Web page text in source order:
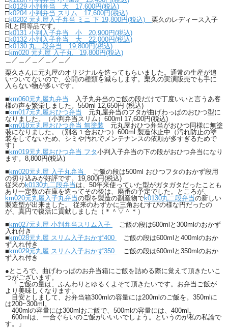
□k0129 小判弁当 大 17,600円(税込)
□k0204 小判弁当 スリム 17,600円(税込)
□k0202 元丸屋入子弁当 ミニ 下 19,800円(税込) 栗久のレディース入子
RLと同等品です。
□k0131 小判入子弁当 小 20,900円(税込)
□k0132 小判入子弁当 大 22,000円(税込)
□k0130 丸二段弁当 19,800円(税込)
□km020 元丸屋 入子丸 19,800円(税込)
＿／＿／＿／＿／＿／
栗久さんに元丸屋のオリジナルを造ってもらいました。通常の生産が追
いついてないので、公開の種類を減らします。栗久の実演販売でも手に
入らない物が多いです。
■ km060元丸屋丸弁当
入子丸弁当のご飯の段だけで丁度いいと言うあ客
様の声を繁栄しました。550ml 12,650円 (税込)
■ km017元丸屋おひつ弁当
元丸屋弁当のフタが曲げわっぱのおひつ型に
なりました。（小判弁当スリム）600ml 17,600円(税込)
■ km018元丸屋おひつ弁当 無塗装 元丸屋おひつ弁当がおひつ同様に無塗
装になりました。（別名１合おひつ）600ml 製造休止中（汚れ防止の塗
装をしてないため、シミや汚れでメンテナンスの依頼が多すぎるためで
す）
■ km019元丸屋おひつ弁当 フタ小判入子弁当の下の段がおひつ弁当になり
ます。8,800円(税込)
■ km020元丸屋 入子丸弁当
ご飯の段は500ml おひつフタのおかず段用
の切り込みが好評です。19,800円(税込)
従来のk0130丸二段弁当 は、50年来使っていた型がガタガタだったことも
あり一定数の在庫を造ってその後は、廃番の予定でした。ところが、
km020元丸屋入子丸弁当の型を製造の副産物でk0130丸二段弁当の新しい
製造型が出来ました。 従来のわずかに三角おむすびの様な円だったの
が、真円で復活に貢献しました（＊＾▽＾＊）
■ km027元丸屋 小判弁当スリム入子
ご飯の段は600mlと300mlのおかず
入れ付き
■ km028元丸屋 スリム入子おかず400
ご飯の段は600mlと400mlのおか
ず入れ付き
■ km029元丸屋 スリム入子おかず350
ご飯の段は600mlと350mlのおか
ず入れ付き
●ところで、曲げわっぱのお弁当箱にご飯を詰める際に覚えて頂きたいこ
つがございます。
「ご飯の量は、ふんわりとゆるくよそて頂きたいです。お弁当ご飯が
より美味しくなります。
目安としまして、お弁当箱300mlの容量には200mlのご飯を。350mlに
は200~300ml。
400mlの容量には300mlおご飯で、500mlの容量には、400ml。
600mlは、一合ぐらいのご飯がいいいでしょう。というのが私の私論で
す。」